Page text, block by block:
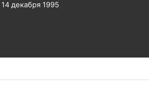
14 декабря 1995